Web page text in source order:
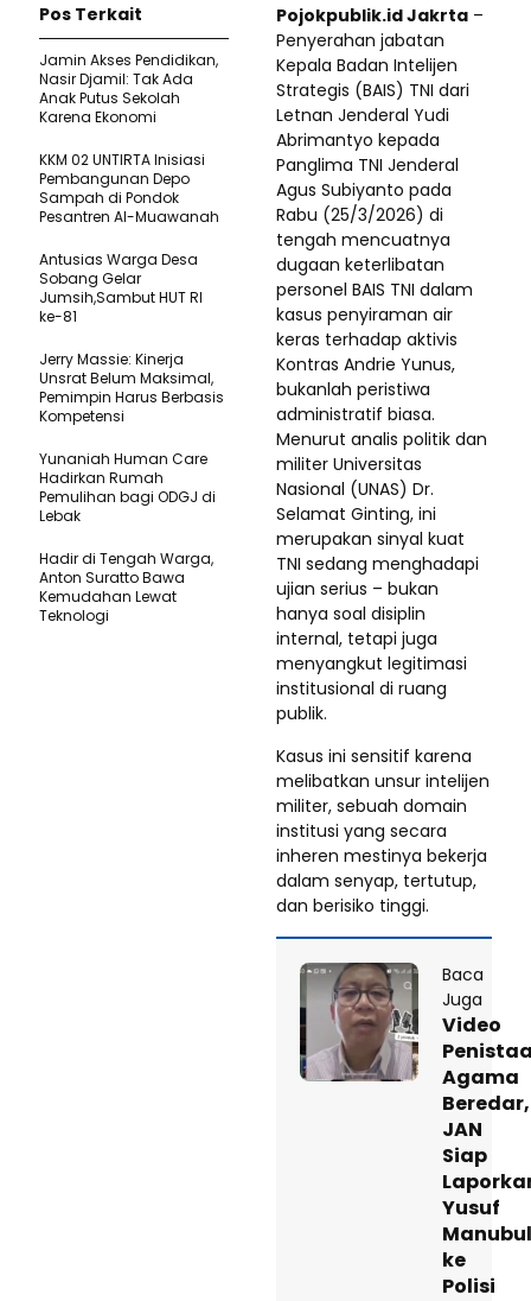
Pojokpublik.id Jakrta –
Penyerahan jabatan
Kepala Badan Intelijen
Strategis (BAIS) TNI dari
Letnan Jenderal Yudi
Abrimantyo kepada
Panglima TNI Jenderal
Agus Subiyanto pada
Rabu (25/3/2026) di
tengah mencuatnya
dugaan keterlibatan
personel BAIS TNI dalam
kasus penyiraman air
keras terhadap aktivis
Kontras Andrie Yunus,
bukanlah peristiwa
administratif biasa.
Menurut analis politik dan
militer Universitas
Nasional (UNAS) Dr.
Selamat Ginting, ini
merupakan sinyal kuat
TNI sedang menghadapi
ujian serius – bukan
hanya soal disiplin
internal, tetapi juga
menyangkut legitimasi
institusional di ruang
publik.
Kasus ini sensitif karena
melibatkan unsur intelijen
militer, sebuah domain
institusi yang secara
inheren mestinya bekerja
dalam senyap, tertutup,
dan berisiko tinggi.
Baca
Juga
Video
Agama
Beredar,
JAN
Siap
Yusuf
ke
Polisi
Pos Terkait
Jamin Akses Pendidikan,
Nasir Djamil: Tak Ada
Anak Putus Sekolah
Karena Ekonomi
KKM 02 UNTIRTA Inisiasi
Pembangunan Depo
Sampah di Pondok
Pesantren Al-Muawanah
Antusias Warga Desa
Sobang Gelar
Jumsih,Sambut HUT RI
ke-81
Jerry Massie: Kinerja
Unsrat Belum Maksimal,
Pemimpin Harus Berbasis
Kompetensi
Yunaniah Human Care
Hadirkan Rumah
Pemulihan bagi ODGJ di
Lebak
Hadir di Tengah Warga,
Anton Suratto Bawa
Kemudahan Lewat
Teknologi ​